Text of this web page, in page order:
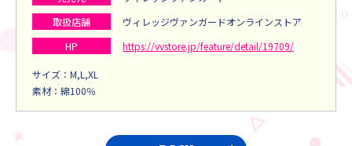
取扱店舗
ヴィレッジヴァンガードオンラインストア
HP
https://vvstore.jp/feature/detail/19709/
サイズ：M,L,XL
素材：綿100％